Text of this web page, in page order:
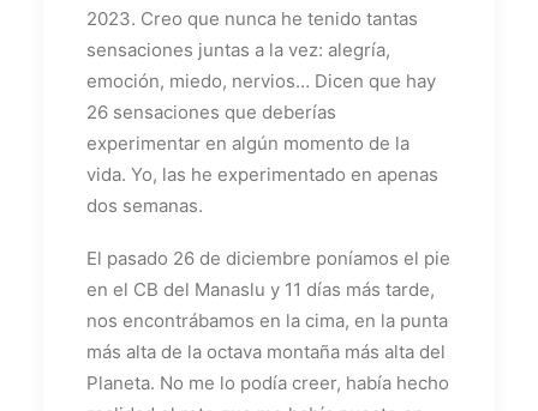
2023. Creo que nunca he tenido tantas
sensaciones juntas a la vez: alegría,
emoción, miedo, nervios… Dicen que hay
26 sensaciones que deberías
experimentar en algún momento de la
vida. Yo, las he experimentado en apenas
dos semanas.
El pasado 26 de diciembre poníamos el pie
en el CB del Manaslu y 11 días más tarde,
nos encontrábamos en la cima, en la punta
más alta de la octava montaña más alta del
Planeta. No me lo podía creer, había hecho